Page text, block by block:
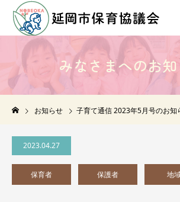
みなさ まへのお知
お知らせ 子育て通信 2023年5月号のお知
2023.04.27
保育者 保護者 地